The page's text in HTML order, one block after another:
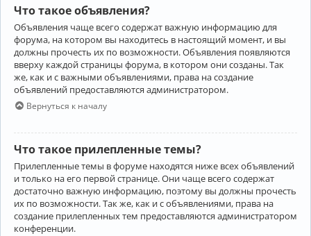
Что такое объявления?
Объявления чаще всего содержат важную информацию для
форума, на котором вы находитесь в настоящий момент, и вы
должны прочесть их по возможности. Объявления появляются
вверху каждой страницы форума, в котором они созданы. Так
же, как и с важными объявлениями, права на создание
объявлений предоставляются администратором.
Вернуться к началу
Что такое прилепленные темы?
Прилепленные темы в форуме находятся ниже всех объявлений
и только на его первой странице. Они чаще всего содержат
достаточно важную информацию, поэтому вы должны прочесть
их по возможности. Так же, как и с объявлениями, права на
создание прилепленных тем предоставляются администратором
конференции.